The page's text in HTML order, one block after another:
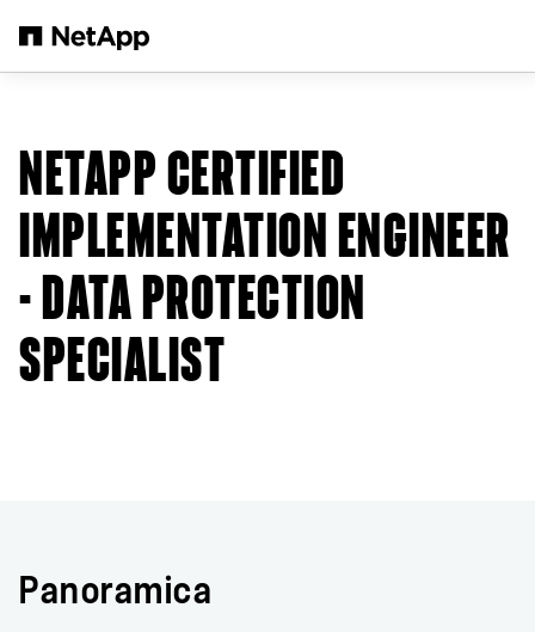
NETAPP CERTIFIED
IMPLEMENTATION ENGINEER
- DATA PROTECTION
SPECIALIST
Panoramica